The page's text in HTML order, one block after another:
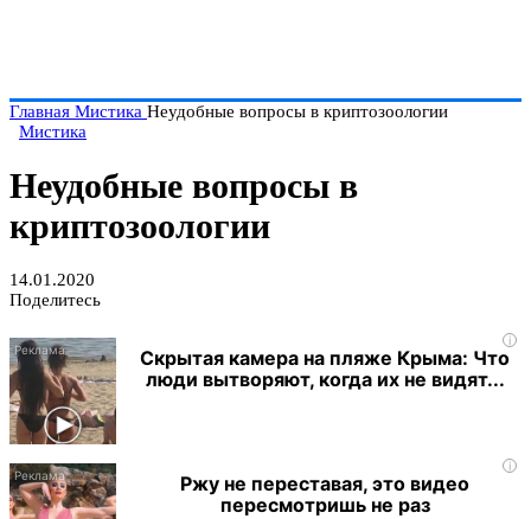
Главная Мистика Неудобные вопросы в криптозоологии
Мистика
Неудобные вопросы в
криптозоологии
14.01.2020
Поделитесь
i
Скрытая камера на пляже Крыма: Что
люди вытворяют, когда их не видят...
i
Ржу не переставая, это видео
пересмотришь не раз